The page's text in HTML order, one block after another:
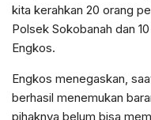
kita kerahkan 20 orang
Polsek Sokobanah dan
Engkos.
Engkos menegaskan,
berhasil menemukan
pihaknya belum bisa